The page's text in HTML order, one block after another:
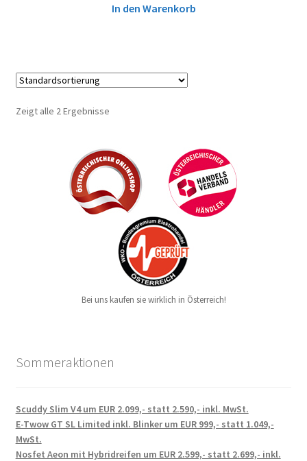
In den Warenkorb
Zeigt alle 2 Ergebnisse
Bei uns kaufen sie wirklich in Österreich!
Sommeraktionen
Scuddy Slim V4 um EUR 2.099,- statt 2.590,- inkl. MwSt.
E-Twow GT SL Limited inkl. Blinker um EUR 999,- statt 1.049,-
MwSt.
Nosfet Aeon mit Hybridreifen um EUR 2.599,- statt 2.699,- inkl.